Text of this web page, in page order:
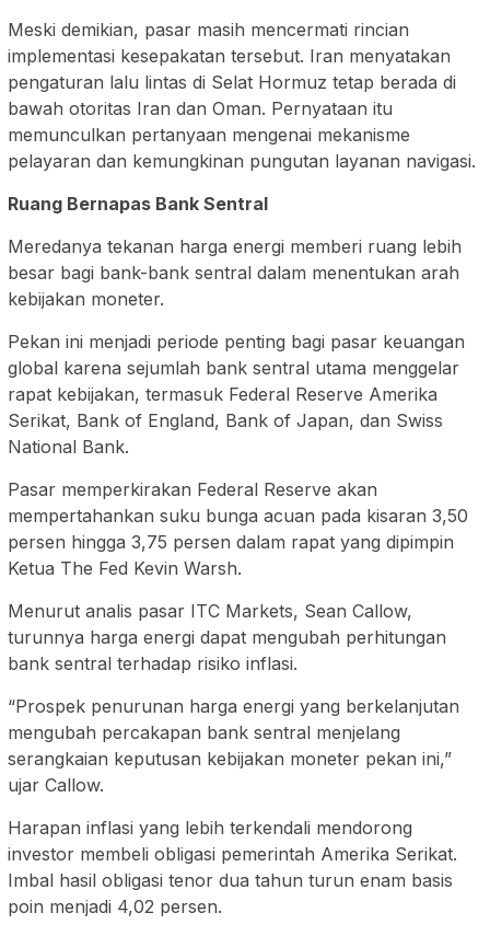
Meski demikian, pasar masih mencermati rincian
implementasi kesepakatan tersebut. Iran menyatakan
pengaturan lalu lintas di Selat Hormuz tetap berada di
bawah otoritas Iran dan Oman. Pernyataan itu
memunculkan pertanyaan mengenai mekanisme
pelayaran dan kemungkinan pungutan layanan navigasi.
Ruang Bernapas Bank Sentral
Meredanya tekanan harga energi memberi ruang lebih
besar bagi bank-bank sentral dalam menentukan arah
kebijakan moneter.
Pekan ini menjadi periode penting bagi pasar keuangan
global karena sejumlah bank sentral utama menggelar
rapat kebijakan, termasuk Federal Reserve Amerika
Serikat, Bank of England, Bank of Japan, dan Swiss
National Bank.
Pasar memperkirakan Federal Reserve akan
mempertahankan suku bunga acuan pada kisaran 3,50
persen hingga 3,75 persen dalam rapat yang dipimpin
Ketua The Fed Kevin Warsh.
Menurut analis pasar ITC Markets, Sean Callow,
turunnya harga energi dapat mengubah perhitungan
bank sentral terhadap risiko inflasi.
“Prospek penurunan harga energi yang berkelanjutan
mengubah percakapan bank sentral menjelang
serangkaian keputusan kebijakan moneter pekan ini,”
ujar Callow.
Harapan inflasi yang lebih terkendali mendorong
investor membeli obligasi pemerintah Amerika Serikat.
Imbal hasil obligasi tenor dua tahun turun enam basis
poin menjadi 4,02 persen.